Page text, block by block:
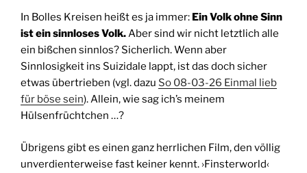
In Bolles Kreisen heißt es ja immer: Ein Volk ohne Sinn
ist ein sinnloses Volk.Aber sind wir nicht letztlich alle
ein bißchen sinnlos? Sicherlich. Wenn aber
Sinnlosigkeit ins Suizidale lappt, ist das doch sicher
etwas übertrieben (vgl. dazu So 08-03-26 Einmal lieb
für böse sein). Allein, wie sag ich’s meinem
Hülsenfrüchtchen …?
Übrigens gibt es einen ganz herrlichen Film, den völlig
unverdienterweise fast keiner kennt. ›Finsterworld‹